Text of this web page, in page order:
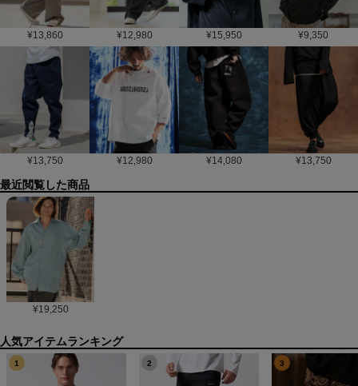
¥13,860 ¥12,980 ¥15,950 ¥9,350
¥13,750 ¥12,980 ¥14,080 ¥13,750
最近閲覧した商品
¥19,250
1 2 3